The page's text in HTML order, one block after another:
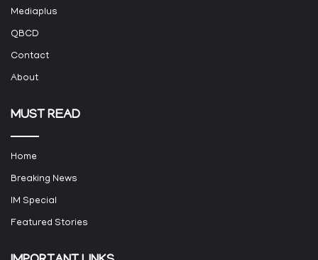
Mediaplus
QBCD
Contact
About
MUST READ
Home
Breaking News
IM Special
Featured Stories